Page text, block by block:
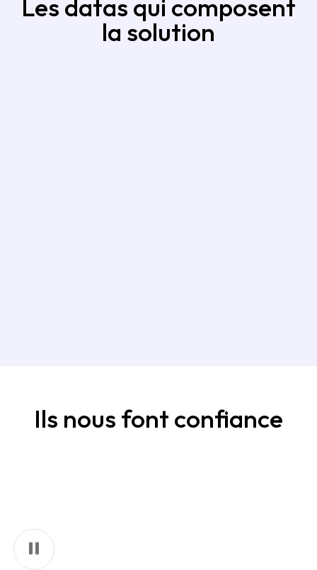
Les datas qui composent
la solution
Ils nous font confiance